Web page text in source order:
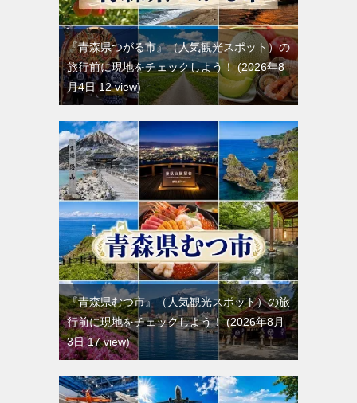
『青森県つがる市』（人気観光スポット）の
旅行前に現地をチェックしよう！ 2026年8
月4日 12 view
『青森県むつ市』（人気観光スポット）の旅
行前に現地をチェックしよう！ 2026年8月
3日 17 view